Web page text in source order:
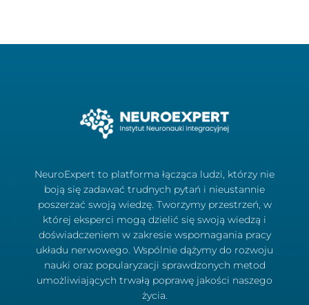
NeuroExpert to platforma łącząca ludzi, którzy nie
boją się zadawać trudnych pytań i nieustannie
poszerzać swoją wiedzę. Tworzymy przestrzeń, w
której eksperci mogą dzielić się swoją wiedzą i
doświadczeniem w zakresie wspomagania pracy
układu nerwowego. Wspólnie dążymy do rozwoju
nauki oraz popularyzacji sprawdzonych metod
umożliwiających trwałą poprawę jakości naszego
życia.